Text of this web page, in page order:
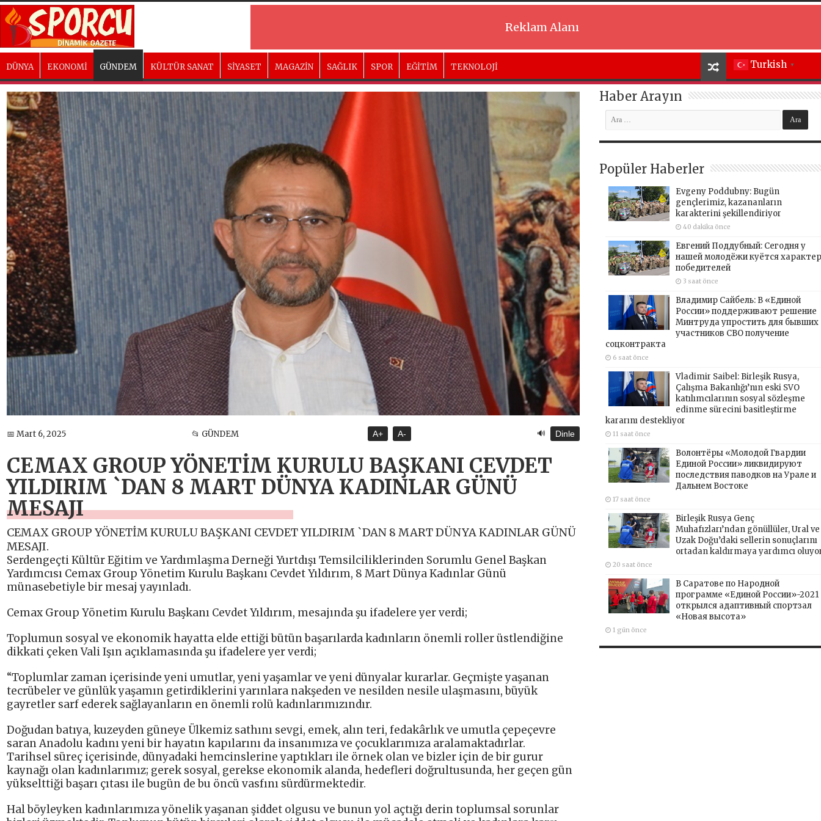
Reklam Alanı
Turkish ▼
DÜNYA EKONOMİ GÜNDEM KÜLTÜR SANAT SİYASET MAGAZİN SAĞLIK SPOR EĞİTİM TEKNOLOJİ
📅 Mart 6, 2025 📂 GÜNDEM A+ A- 🔊 Dinle
CEMAX GROUP YÖNETİM KURULU BAŞKANI CEVDET
YILDIRIM `DAN 8 MART DÜNYA KADINLAR GÜNÜ
MESAJI
CEMAX GROUP YÖNETİM KURULU BAŞKANI CEVDET YILDIRIM `DAN 8 MART DÜNYA KADINLAR GÜNÜ
MESAJI.
Serdengeçti Kültür Eğitim ve Yardımlaşma Derneği Yurtdışı Temsilciliklerinden Sorumlu Genel Başkan
Yardımcısı Cemax Group Yönetim Kurulu Başkanı Cevdet Yıldırım, 8 Mart Dünya Kadınlar Günü
münasebetiyle bir mesaj yayınladı.
Cemax Group Yönetim Kurulu Başkanı Cevdet Yıldırım, mesajında şu ifadelere yer verdi;
Toplumun sosyal ve ekonomik hayatta elde ettiği bütün başarılarda kadınların önemli roller üstlendiğine
dikkati çeken Vali Işın açıklamasında şu ifadelere yer verdi;
“Toplumlar zaman içerisinde yeni umutlar, yeni yaşamlar ve yeni dünyalar kurarlar. Geçmişte yaşanan
tecrübeler ve günlük yaşamın getirdiklerini yarınlara nakşeden ve nesilden nesile ulaşmasını, büyük
gayretler sarf ederek sağlayanların en önemli rolü kadınlarımızındır.
Doğudan batıya, kuzeyden güneye Ülkemiz sathını sevgi, emek, alın teri, fedakârlık ve umutla çepeçevre
saran Anadolu kadını yeni bir hayatın kapılarını da insanımıza ve çocuklarımıza aralamaktadırlar.
Tarihsel süreç içerisinde, dünyadaki hemcinslerine yaptıkları ile örnek olan ve bizler için de bir gurur
kaynağı olan kadınlarımız; gerek sosyal, gerekse ekonomik alanda, hedefleri doğrultusunda, her geçen gün
yükselttiği başarı çıtası ile bugün de bu öncü vasfını sürdürmektedir.
Hal böyleyken kadınlarımıza yönelik yaşanan şiddet olgusu ve bunun yol açtığı derin toplumsal sorunlar
Haber Arayın
Popüler Haberler
Evgeny Poddubny: Bugün
gençlerimiz, kazananların
karakterini şekillendiriyor
40 dakika önce
Евгений Поддубный: Сегодня у
нашей молодёжи куётся характер
победителей
3 saat önce
Владимир Сайбель: В «Единой
России» поддерживают решение
Минтруда упростить для бывших
участников СВО получение
соцконтракта
6 saat önce
Vladimir Saibel: Birleşik Rusya,
Çalışma Bakanlığı’nın eski SVO
katılımcılarının sosyal sözleşme
edinme sürecini basitleştirme
kararını destekliyor
11 saat önce
Волонтёры «Молодой Гвардии
Единой России» ликвидируют
последствия паводков на Урале и
Дальнем Востоке
17 saat önce
Birleşik Rusya Genç
Muhafızları’ndan gönüllüler, Ural ve
Uzak Doğu’daki sellerin sonuçlarını
ortadan kaldırmaya yardımcı
20 saat önce
В Саратове по Народной
программе «Единой России»-2021
открылся адаптивный спортзал
«Новая высота»
1 gün önce